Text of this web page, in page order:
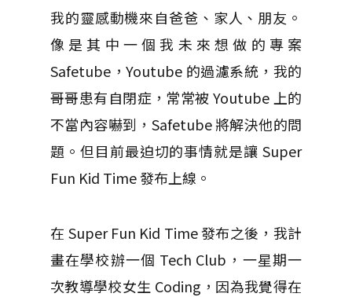
我的靈感動機來自爸爸、家人、朋友。
像是其中一個我未來想做的專案
Safetube，Youtube 的過濾系統，我的
哥哥患有自閉症，常常被 Youtube 上的
不當內容嚇到，Safetube 將解決他的問
題。但目前最迫切的事情就是讓 Super
Fun Kid Time 發布上線。
在 Super Fun Kid Time 發布之後，我計
畫在學校辦一個 Tech Club，一星期一
次教導學校女生 Coding，因為我覺得在